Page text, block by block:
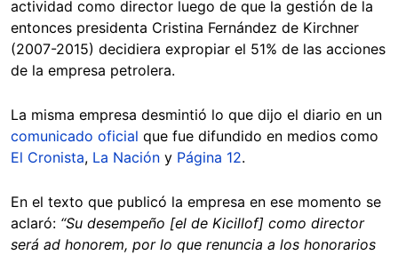
actividad como director luego de que la gestión de la
entonces presidenta Cristina Fernández de Kirchner
(2007-2015) decidiera expropiar el 51% de las acciones
de la empresa petrolera.
La misma empresa desmintió lo que dijo el diario en un
comunicado oficial que fue difundido en medios como
El Cronista, La Nación y Página 12.
En el texto que publicó la empresa en ese momento se
aclaró: “Su desempeño [el de Kicillof] como director
será ad honorem, por lo que renuncia a los honorarios